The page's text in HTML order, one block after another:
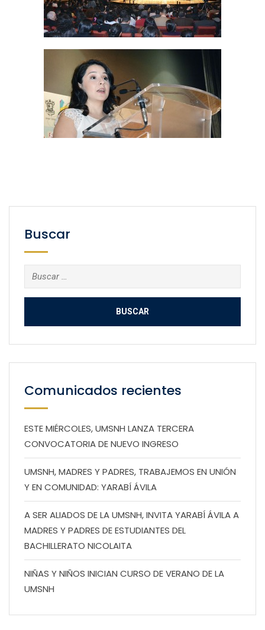
Buscar
Buscar:
Comunicados recientes
ESTE MIÉRCOLES, UMSNH LANZA TERCERA
CONVOCATORIA DE NUEVO INGRESO
UMSNH, MADRES Y PADRES, TRABAJEMOS EN UNIÓN
Y EN COMUNIDAD: YARABÍ ÁVILA
A SER ALIADOS DE LA UMSNH, INVITA YARABÍ ÁVILA A
MADRES Y PADRES DE ESTUDIANTES DEL
BACHILLERATO NICOLAITA
NIÑAS Y NIÑOS INICIAN CURSO DE VERANO DE LA
UMSNH